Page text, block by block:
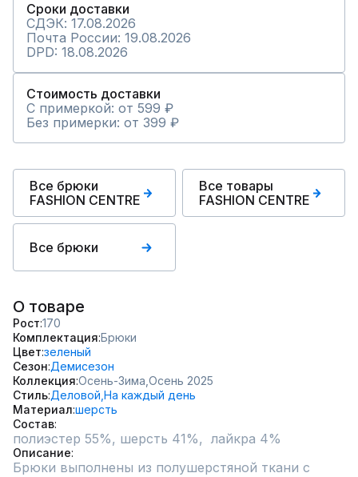
Сроки доставки
СДЭК: 17.08.2026
Почта России: 19.08.2026
DPD: 18.08.2026
Стоимость доставки
С примеркой: от 599 ₽
Без примерки: от 399 ₽
Все брюки
FASHION CENTRE
Все товары
FASHION CENTRE
Все брюки
О товаре
Рост 170
Комплектация Брюки
Цвет зеленый
Сезон Демисезон
Коллекция Осень-Зима, Осень 2025
Стиль Деловой, На каждый день
Материал шерсть
Состав
полиэстер 55%, шерсть 41%,  лайкра 4%
Описание
Брюки выполнены из полушерстяной ткани с